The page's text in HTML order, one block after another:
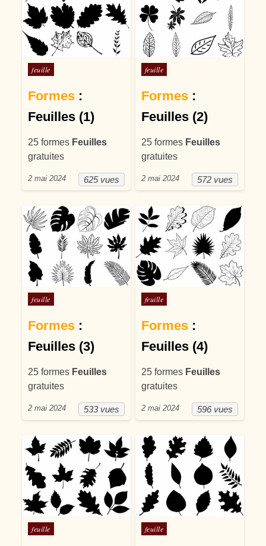
Posté dans
feuille
Formes :
Feuilles (1)
25 formes Feuilles
gratuites
625 vues
2 mai 2024
Posté dans
feuille
Formes:
Feuilles (2)
25 formes Feuilles
gratuites
572 vues
2 mai 2024
Posté dans
feuille
Formes :
Feuilles (3)
25 formes Feuilles
gratuites
533 vues
2 mai 2024
Posté dans
feuille
Formes:
Feuilles (4)
25 formes Feuilles
gratuites
596 vues
2 mai 2024
Posté dans
feuille Posté dans
feuille